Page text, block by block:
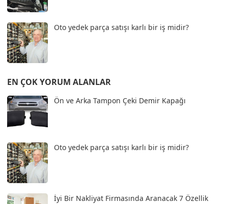
Oto yedek parça satışı karlı bir iş midir?
EN ÇOK YORUM ALANLAR
Ön ve Arka Tampon Çeki Demir Kapağı
Oto yedek parça satışı karlı bir iş midir?
İyi Bir Nakliyat Firmasında Aranacak 7 Özellik